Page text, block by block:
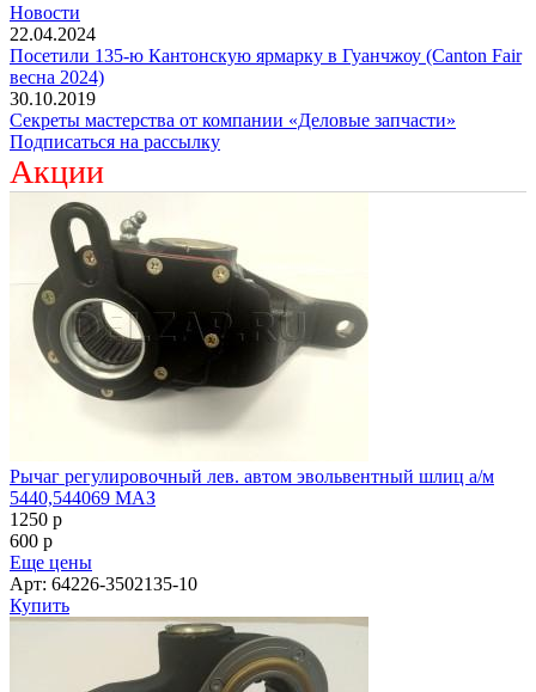
Новости
22.04.2024
Посетили 135-ю Кантонскую ярмарку в Гуанчжоу (Canton Fair
весна 2024)
30.10.2019
Секреты мастерства от компании «Деловые запчасти»
Подписаться на рассылку
Акции
Рычаг регулировочный лев. автом эвольвентный шлиц а/м
5440,544069 МАЗ
1250 p
600 p
Еще цены
Арт: 64226-3502135-10
Купить